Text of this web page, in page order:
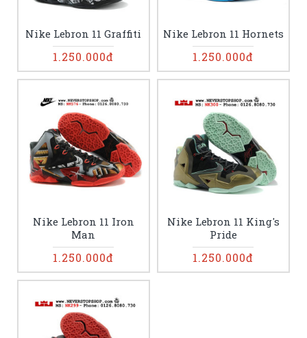
Nike Lebron 11 Graffiti
1.250.000đ
Nike Lebron 11 Hornets
1.250.000đ
Nike Lebron 11 Iron
Man
1.250.000đ
Nike Lebron 11 King's
Pride
1.250.000đ